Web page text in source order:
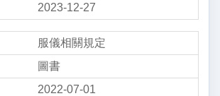
2023-12-27
服儀相關規定
圖書
2022-07-01